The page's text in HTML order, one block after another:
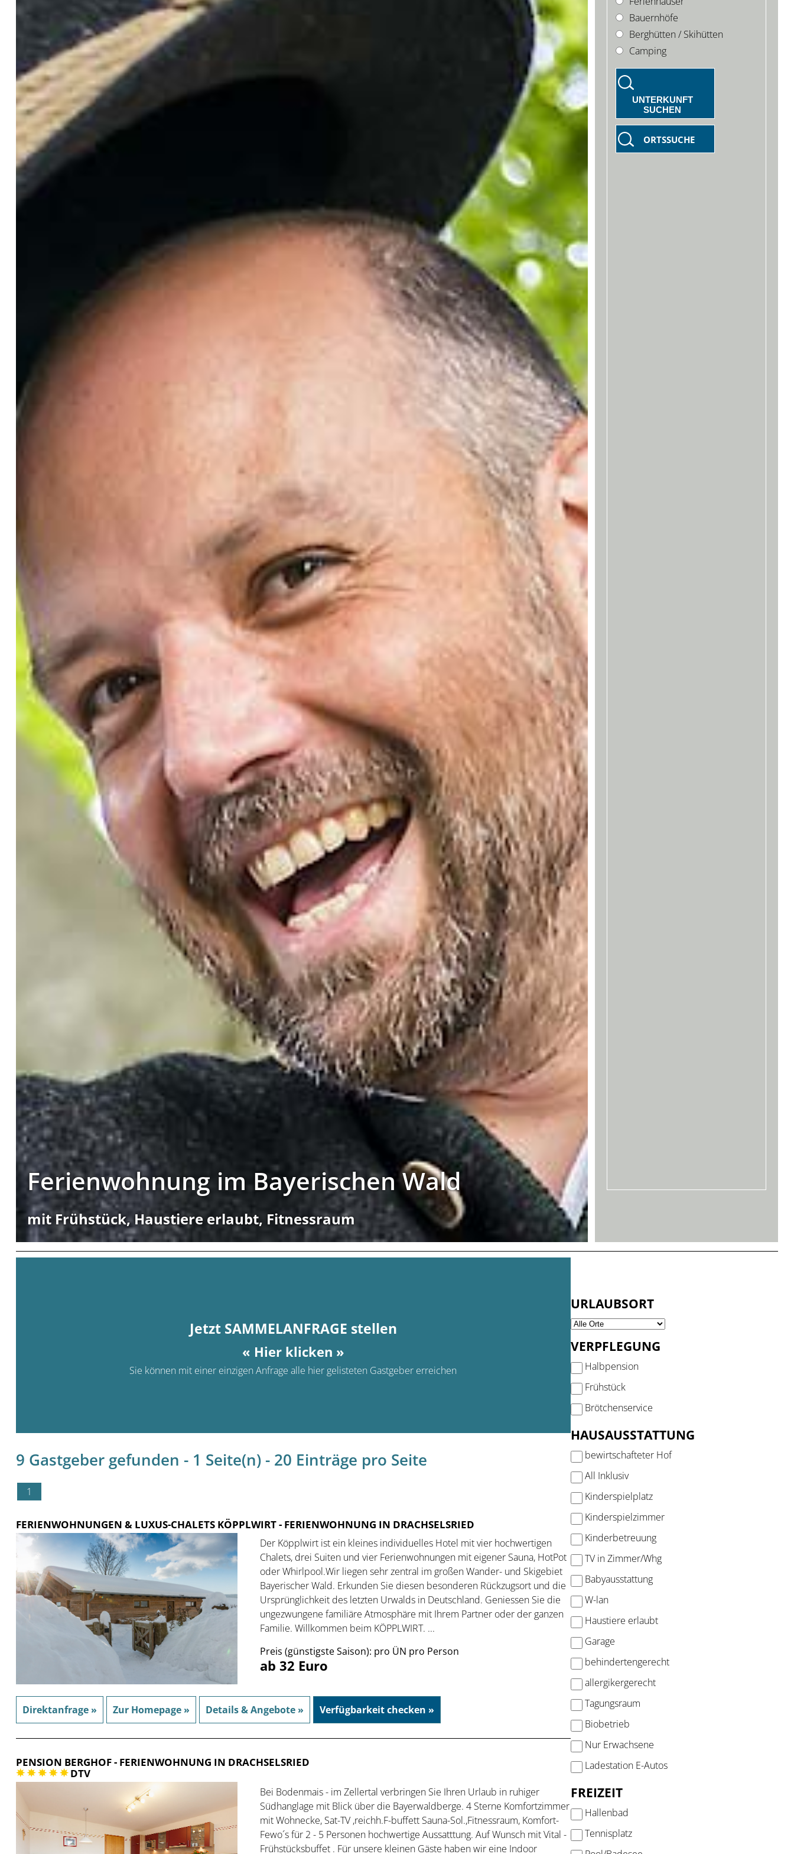
Ferienwohnung im Bayerischen Wald
mit Frühstück, Haustiere erlaubt, Fitnessraum
Bauernhöfe
Berghütten / Skihütten
Camping
UNTERKUNFT
SUCHEN
ORTSSUCHE
Jetzt SAMMELANFRAGE stellen
« Hier klicken »
Sie können mit einer einzigen Anfrage alle hier gelisteten Gastgeber erreichen
9 Gastgeber gefunden - 1 Seite(n) - 20 Einträge pro Seite
1
FERIENWOHNUNGEN & LUXUS-CHALETS KÖPPLWIRT- FERIENWOHNUNG IN DRACHSELSRIED
Der Köpplwirt ist ein kleines individuelles Hotel mit vier hochwertigen
Chalets, drei Suiten und vier Ferienwohnungen mit eigener Sauna, HotPot
oder Whirlpool.Wir liegen sehr zentral im großen Wander- und Skigebiet
Bayerischer Wald. Erkunden Sie diesen besonderen Rückzugsort und die
Ursprünglichkeit des letzten Urwalds in Deutschland. Geniessen Sie die
ungezwungene familiäre Atmosphäre mit Ihrem Partner oder der ganzen
Familie. Willkommen beim KÖPPLWIRT. ...
Preis (günstigste Saison): pro ÜN pro Person
ab 32 Euro
Direktanfrage » Zur Homepage » Details & Angebote » Verfügbarkeit checken »
PENSION BERGHOF- FERIENWOHNUNG IN DRACHSELSRIED
DTV
Bei Bodenmais - im Zellertal verbringen Sie Ihren Urlaub in ruhiger
Südhanglage mit Blick über die Bayerwaldberge. 4 Sterne Komfortzimmer
mit Wohnecke, Sat-TV ,reichh.F-buffett Sauna-Sol.,Fitnessraum, Komfort-
Fewo´s für 2 - 5 Personen hochwertige Aussatttung. Auf Wunsch mit Vital -
Frühstücksbuffet . Für unsere kleinen Gäste haben wir eine Indoor
URLAUBSORT
VERPFLEGUNG
Halbpension
Frühstück
Brötchenservice
HAUSAUSSTATTUNG
bewirtschafteter Hof
All Inklusiv
Kinderspielplatz
Kinderspielzimmer
Kinderbetreuung
TV in Zimmer/Whg
Babyausstattung
W-lan
Haustiere erlaubt
Garage
behindertengerecht
allergikergerecht
Tagungsraum
Biobetrieb
Nur Erwachsene
Ladestation E-Autos
FREIZEIT
Hallenbad
Tennisplatz